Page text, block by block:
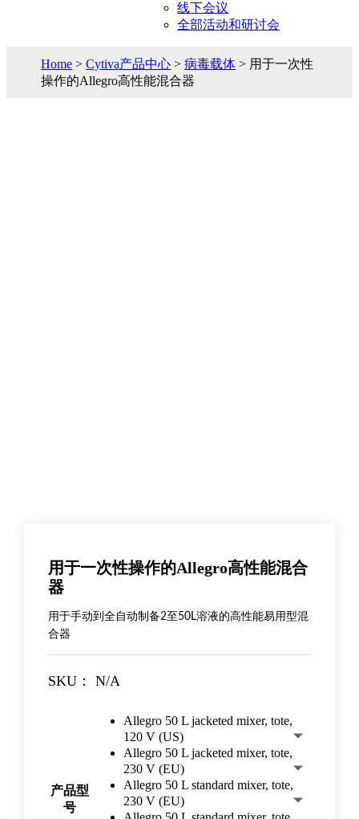
线下会议
全部活动和研讨会
Home >Cytiva产品中心 >病毒载体 > 用于一次性
操作的Allegro高性能混合器
用于一次性操作的Allegro高性能混合
器
用于手动到全自动制备2至50L溶液的高性能易用型混
合器
SKU： N/A
产品型
号
Allegro 50 L jacketed mixer, tote,
120 V (US)
Allegro 50 L jacketed mixer, tote,
230 V (EU)
Allegro 50 L standard mixer, tote,
230 V (EU)